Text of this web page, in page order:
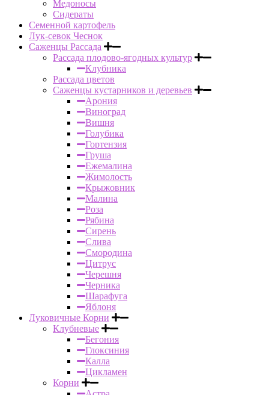
Медоносы
Сидераты
Семенной картофель
Лук-севок Чеснок
Саженцы Рассада
Рассада плодово-ягодных культур
Клубника
Рассада цветов
Саженцы кустарников и деревьев
Арония
Виноград
Вишня
Голубика
Гортензия
Груша
Ежемалина
Жимолость
Крыжовник
Малина
Роза
Рябина
Сирень
Слива
Смородина
Цитрус
Черешня
Черника
Шарафуга
Яблоня
Луковичные Корни
Клубневые
Бегония
Глоксиния
Калла
Цикламен
Корни